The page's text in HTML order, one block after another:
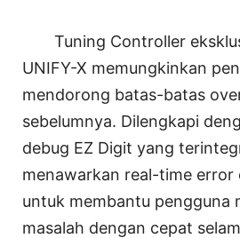
Tuning Controller
UNIFY-X memungkinkan
mendorong batas-batas
sebelumnya. Dilengkapi
debug EZ Digit yang
menawarkan real-time error
untuk membantu pengguna
masalah dengan cepat